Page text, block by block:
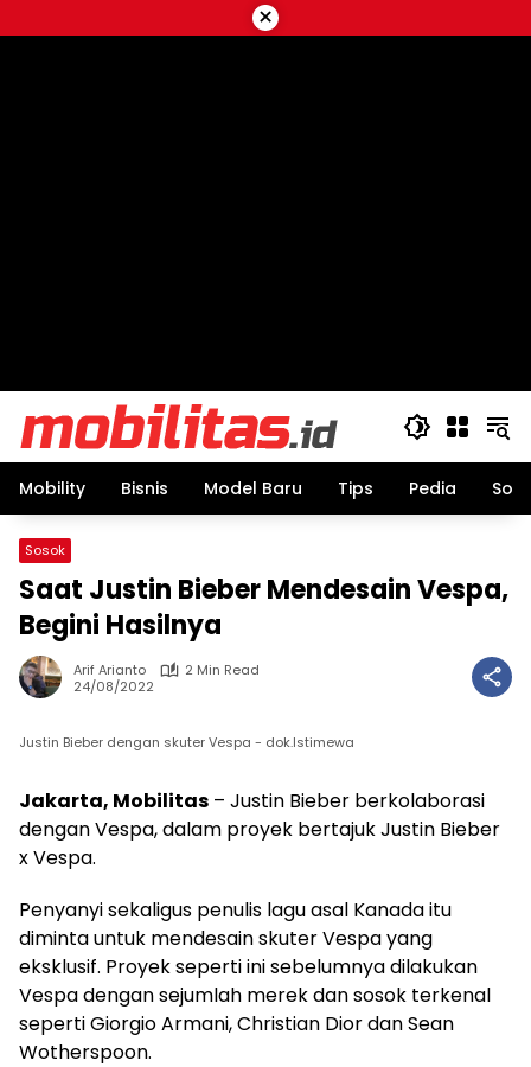
to
×
Mobility Bisnis Model Baru Tips Pedia
Sosok
Saat Justin Bieber Mendesain Vespa,
Begini Hasilnya
Arif Arianto
2 Min Read
24/08/2022
Justin Bieber dengan skuter Vespa - dok.Istimewa
Jakarta, Mobilitas – Justin Bieber berkolaborasi
dengan Vespa, dalam proyek bertajuk Justin Bieber
x Vespa.
Penyanyi sekaligus penulis lagu asal Kanada itu
diminta untuk mendesain skuter Vespa yang
eksklusif. Proyek seperti ini sebelumnya dilakukan
Vespa dengan sejumlah merek dan sosok terkenal
seperti Giorgio Armani, Christian Dior dan Sean
Wotherspoon.